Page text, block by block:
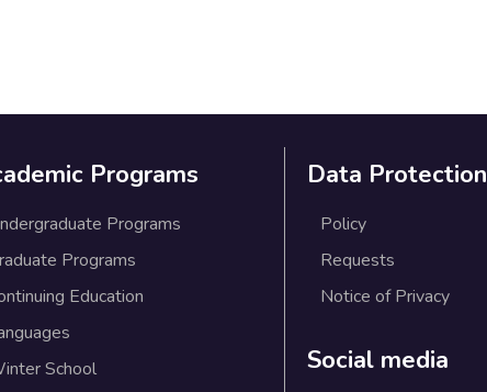
Programs
Programs
Programs
Education
School
Data Protection
Policy
Requests
Notice of Privacy
Social media